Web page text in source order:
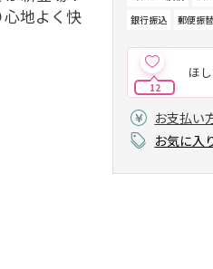
地よく快
銀行振込
郵便振替
ほ
12
お支払い
お気に入